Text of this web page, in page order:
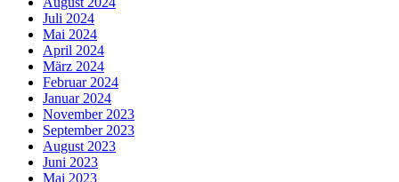
Juli 2024
Mai 2024
April 2024
März 2024
Februar 2024
Januar 2024
November 2023
September 2023
August 2023
Juni 2023
Mai 2023